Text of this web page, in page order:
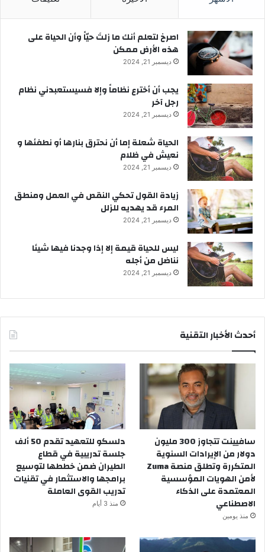
‫اصرخ لتعلم أنك ما زلتَ حيّاً وأن الحياة على
هذه الأرض ممكن
ديسمبر 21, 2024
يجب أن أخترع نظاماً وإلا فسيستعبدني نظام
رجل آخر
ديسمبر 21, 2024
الحياة شعلة إما أن نحترق بنارها أو نطفئها و
نعيش في ظلام
ديسمبر 21, 2024
زيادة القول تحكي النقص في العمل ومنطق
المرء قد يهديه للزلل
ديسمبر 21, 2024
ليس للحياة قيمة إلا إذا وجدنا فيها شيئا
نناضل من أجله
ديسمبر 21, 2024
أحدث الأخبار التقنية
سافيينت تتجاوز 300 مليون
دولار من الإيرادات السنوية
المتكررة وتطلق منصة Zuma
لأمن الهويات المؤسسية
المعتمدة على الذكاء
الاصطناعي
منذ يومين
دلسكو للتعهيد تقدم 50 ألف
جلسة تدريبية في قطاع
الطيران ضمن خططها لتوسيع
برامجها والاستثمار في تقنيات
تدريب القوى العاملة
منذ 3 أيام